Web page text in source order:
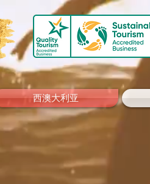
西澳大利亚